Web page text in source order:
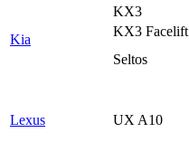
Kia
KX3
KX3 Facelift
Seltos
Lexus UX A10